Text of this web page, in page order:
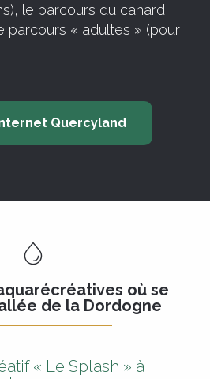
le parcours du canard
parcours « adultes » (pour
Quercyland
où se
de la Dordogne
« Le Splash » à